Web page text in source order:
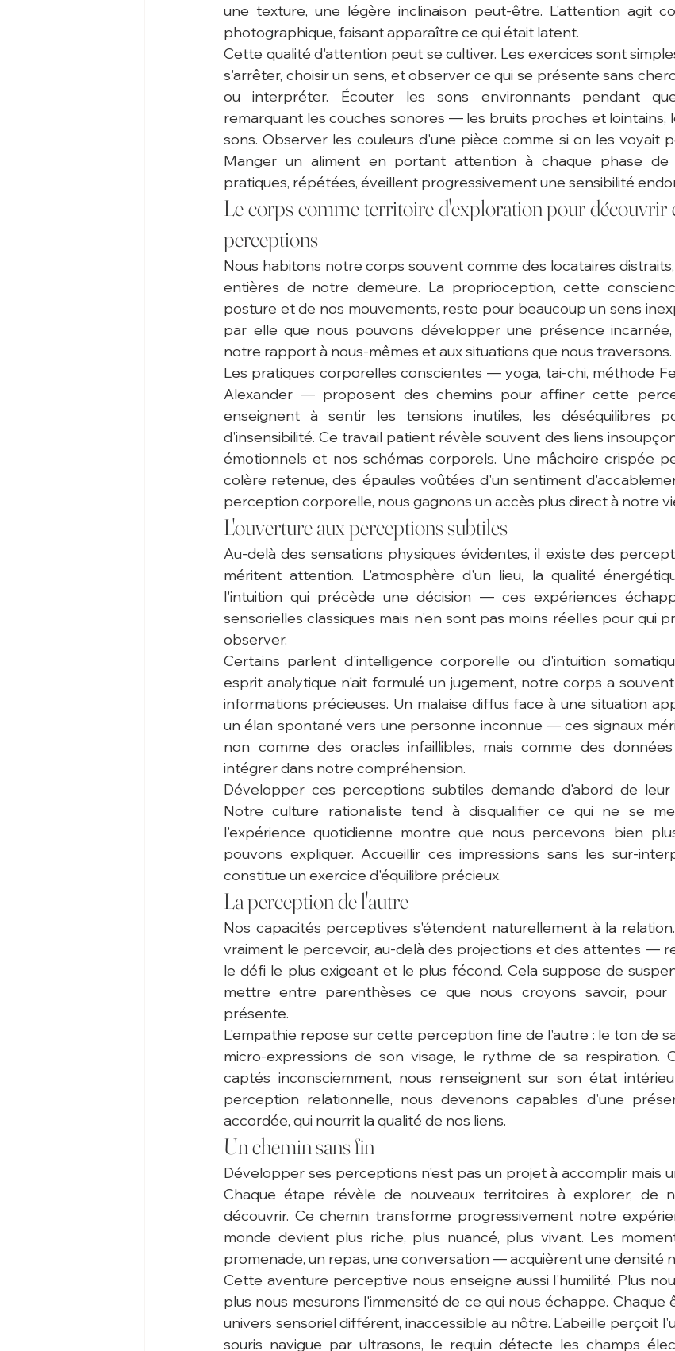
une texture, une légère inclinaison peut-être. L'attention agit
photographique, faisant apparaître ce qui était latent.
Cette qualité d'attention peut se cultiver. Les exercices sont
s'arrêter, choisir un sens, et observer ce qui se présente sans
ou interpréter. Écouter les sons environnants pendant
remarquant les couches sonores — les bruits proches et lointains,
sons. Observer les couleurs d'une pièce comme si on les voyait
Manger un aliment en portant attention à chaque phase de
pratiques, répétées, éveillent progressivement une sensibilité
Le corps comme territoire d'exploration pour découvrir
perceptions
Nous habitons notre corps souvent comme des locataires
entières de notre demeure. La proprioception, cette
posture et de nos mouvements, reste pour beaucoup un sens
par elle que nous pouvons développer une présence
notre rapport à nous-mêmes et aux situations que nous traversons.
Les pratiques corporelles conscientes — yoga, tai-chi, méthode
Alexander — proposent des chemins pour affiner cette
enseignent à sentir les tensions inutiles, les déséquilibres
d'insensibilité. Ce travail patient révèle souvent des liens
émotionnels et nos schémas corporels. Une mâchoire crispée
colère retenue, des épaules voûtées d'un sentiment
perception corporelle, nous gagnons un accès plus direct à notre
L'ouverture aux perceptions subtiles
Au-delà des sensations physiques évidentes, il existe des
méritent attention. L'atmosphère d'un lieu, la qualité
l'intuition qui précède une décision — ces expériences
sensorielles classiques mais n'en sont pas moins réelles pour qui
observer.
Certains parlent d'intelligence corporelle ou d'intuition
esprit analytique n'ait formulé un jugement, notre corps a
informations précieuses. Un malaise diffus face à une situation
un élan spontané vers une personne inconnue — ces signaux
non comme des oracles infaillibles, mais comme des
intégrer dans notre compréhension.
Développer ces perceptions subtiles demande d'abord de
Notre culture rationaliste tend à disqualifier ce qui ne se
l'expérience quotidienne montre que nous percevons bien
pouvons expliquer. Accueillir ces impressions sans les sur-
constitue un exercice d'équilibre précieux.
La perception de l'autre
Nos capacités perceptives s'étendent naturellement à la
vraiment le percevoir, au-delà des projections et des attentes —
le défi le plus exigeant et le plus fécond. Cela suppose de
mettre entre parenthèses ce que nous croyons savoir, pour
présente.
L'empathie repose sur cette perception fine de l'autre : le ton de
micro-expressions de son visage, le rythme de sa respiration.
captés inconsciemment, nous renseignent sur son état
perception relationnelle, nous devenons capables d'une
accordée, qui nourrit la qualité de nos liens.
Un chemin sans fin
Développer ses perceptions n'est pas un projet à accomplir mais
Chaque étape révèle de nouveaux territoires à explorer, de
découvrir. Ce chemin transforme progressivement notre
monde devient plus riche, plus nuancé, plus vivant. Les
promenade, un repas, une conversation — acquièrent une densité
Cette aventure perceptive nous enseigne aussi l'humilité. Plus
plus nous mesurons l'immensité de ce qui nous échappe. Chaque
univers sensoriel différent, inaccessible au nôtre. L'abeille perçoit
souris navigue par ultrasons, le requin détecte les champs